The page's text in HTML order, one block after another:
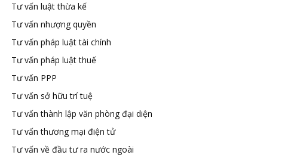
Tư vấn luật thừa kế
Tư vấn nhượng quyền
Tư vấn pháp luật tài chính
Tư vấn pháp luật thuế
Tư vấn PPP
Tư vấn sở hữu trí tuệ
Tư vấn thành lập văn phòng đại diện
Tư vấn thương mại điện tử
Tư vấn về đầu tư ra nước ngoài